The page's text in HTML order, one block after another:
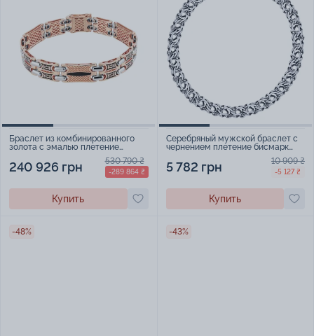
Браслет из комбинированного
золота с эмалью плетение
240 926 грн 530 790 ₴
-289 864 ₴
Купить
Серебряный мужской браслет с
чернением плетение бисмарк
5 782 грн 10 909 ₴
-5 127 ₴
Купить
-48% -43%